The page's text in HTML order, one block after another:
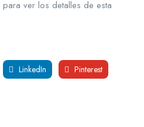
para ver los detalles de esta
LinkedIn
Pinterest